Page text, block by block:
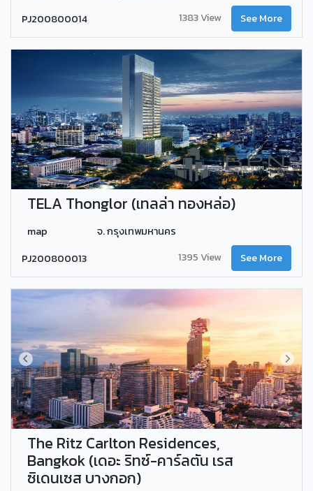
PJ200800014
1383 View See More
TELA Thonglor (เทลล่า ทองหล่อ)
map
จ. กรุงเทพมหานคร
PJ200800013
1395 View See More
The Ritz Carlton Residences,
Bangkok (เดอะ ริทซ์-คาร์ลตัน เรส
ซิเดนเซส บางกอก)